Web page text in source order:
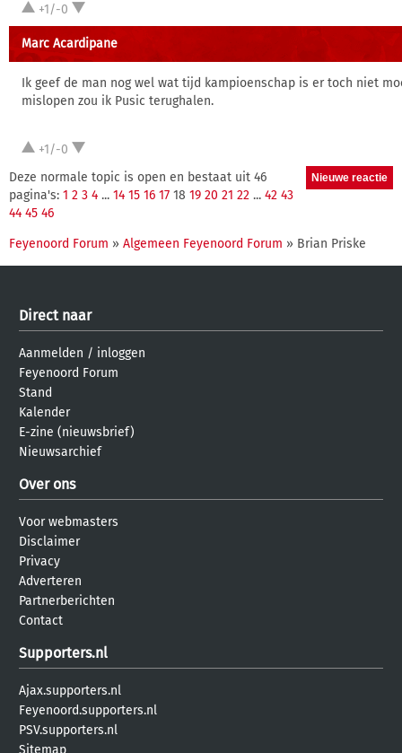
+1/-0
Marc Acardipane
Ik geef de man nog wel wat tijd kampioenschap is er toch niet
mislopen zou ik Pusic terughalen.
+1/-0
Deze normale topic is open en bestaat uit 46
pagina's: 1 2 3 4 ... 14 15 16 17 18 19 20 21 22 ... 42 43
44 45 46
Feyenoord Forum » Algemeen Feyenoord Forum » Brian Priske
Direct naar
Aanmelden / inloggen
Feyenoord Forum
Stand
Kalender
E-zine (nieuwsbrief)
Nieuwsarchief
Over ons
Voor webmasters
Disclaimer
Privacy
Adverteren
Partnerberichten
Contact
Supporters.nl
Ajax.supporters.nl
Feyenoord.supporters.nl
PSV.supporters.nl
Sitemap